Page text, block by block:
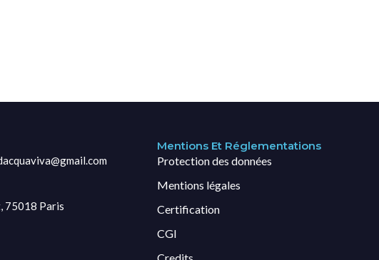
75018 Paris
Mentions Et Réglementations
Protection des données
Mentions légales
Certification
CGI